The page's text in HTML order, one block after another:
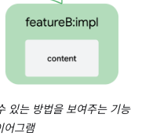
있는 방법을 보여주는 기능
어그램